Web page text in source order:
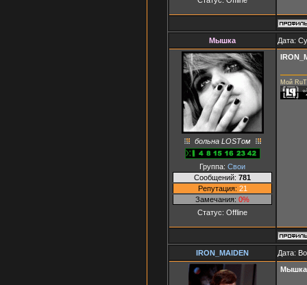
Мышка Дата:
больна LOSTом
Группа: Свои
Сообщений: 781
Репутация: 21
Замечания: 0%
Статус: Offline
Мой
IRON_MAIDEN Дата:
Мышка